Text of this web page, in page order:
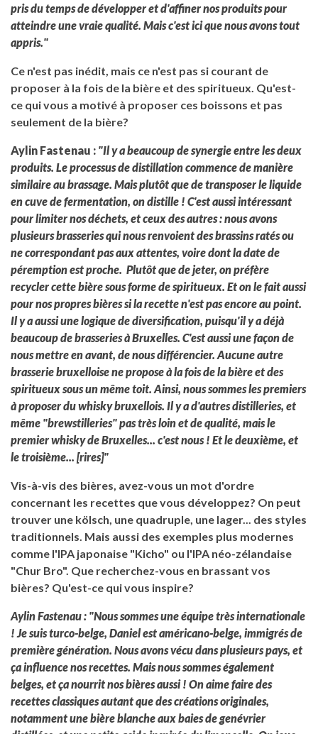
pris du temps de développer et d'affiner nos produits pour
atteindre une vraie qualité. Mais c'est ici que nous avons tout
appris."
Ce n'est pas inédit, mais ce n'est pas si courant de
proposer à la fois de la bière et des spiritueux. Qu'est-
ce qui vous a motivé à proposer ces boissons et pas
seulement de la bière?
Aylin Fastenau : "Il y a beaucoup de synergie entre les deux
produits. Le processus de distillation commence de manière
similaire au brassage. Mais plutôt que de transposer le liquide
en cuve de fermentation, on distille ! C'est aussi intéressant
pour limiter nos déchets, et ceux des autres : nous avons
plusieurs brasseries qui nous renvoient des brassins ratés ou
ne correspondant pas aux attentes, voire dont la date de
péremption est proche. Plutôt que de jeter, on préfère
recycler cette bière sous forme de spiritueux. Et on le fait aussi
pour nos propres bières si la recette n'est pas encore au point.
Il y a aussi une logique de diversification, puisqu'il y a déjà
beaucoup de brasseries à Bruxelles. C'est aussi une façon de
nous mettre en avant, de nous différencier. Aucune autre
brasserie bruxelloise ne propose à la fois de la bière et des
spiritueux sous un même toit. Ainsi, nous sommes les premiers
à proposer du whisky bruxellois. Il y a d'autres distilleries, et
même "brewstilleries" pas très loin et de qualité, mais le
premier whisky de Bruxelles... c'est nous ! Et le deuxième, et
le troisième... [rires]"
Vis-à-vis des bières, avez-vous un mot d'ordre
concernant les recettes que vous développez? On peut
trouver une kölsch, une quadruple, une lager... des styles
traditionnels. Mais aussi des exemples plus modernes
comme l'IPA japonaise "Kicho" ou l'IPA néo-zélandaise
"Chur Bro". Que recherchez-vous en brassant vos
bières? Qu'est-ce qui vous inspire?
Aylin Fastenau : "Nous sommes une équipe très internationale
! Je suis turco-belge, Daniel est américano-belge, immigrés de
première génération. Nous avons vécu dans plusieurs pays, et
ça influence nos recettes. Mais nous sommes également
belges, et ça nourrit nos bières aussi ! On aime faire des
recettes classiques autant que des créations originales,
notamment une bière blanche aux baies de genévrier